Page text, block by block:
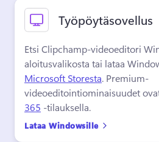
Työpöytäsovellus
Etsi Clipchamp-videoeditori
Microsoft Storesta. Premium-
videoeditointiominaisuudet
365 -tilauksella.
Lataa Windowsille